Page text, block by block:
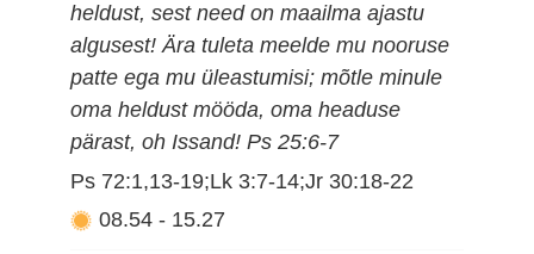
heldust, sest need on maailma ajastu
algusest! Ära tuleta meelde mu nooruse
patte ega mu üleastumisi; mõtle minule
oma heldust mööda, oma headuse
pärast, oh Issand! Ps 25:6-7
Ps 72:1,13-19;Lk 3:7-14;Jr 30:18-22
08.54 - 15.27